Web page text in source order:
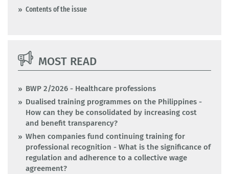
Contents of the issue
MOST READ
BWP 2/2026 - Healthcare professions
Dualised training programmes on the Philippines -
How can they be consolidated by increasing cost
and benefit transparency?
When companies fund continuing training for
professional recognition - What is the significance of
regulation and adherence to a collective wage
agreement?